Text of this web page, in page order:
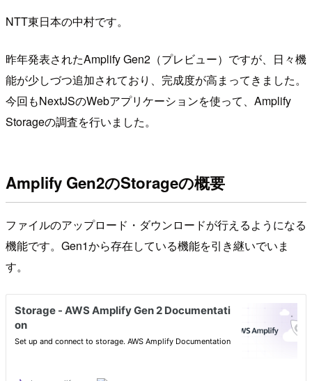
NTT東日本の中村です。
昨年発表されたAmplify Gen2（プレビュー）ですが、日々機
能が少しづつ追加されており、完成度が高まってきました。
今回もNextJSのWebアプリケーションを使って、Amplify
Storageの調査を行いました。
Amplify Gen2のStorageの概要
ファイルのアップロード・ダウンロードが行えるようになる
機能です。Gen1から存在している機能を引き継いでいま
す。